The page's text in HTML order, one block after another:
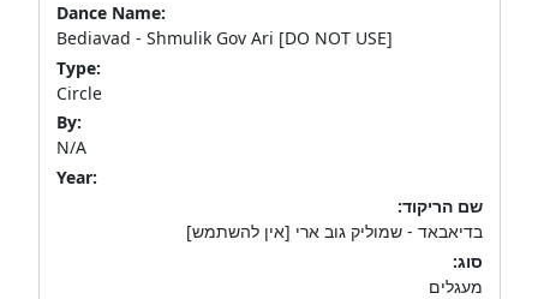
Dance Name:
Bediavad - Shmulik Gov Ari [DO NOT USE]
Type:
Circle
By:
N/A
Year:
שם הריקוד:
בדיאבאד - שמוליק גוב ארי [אין להשתמש]
סוג:
מעגלים